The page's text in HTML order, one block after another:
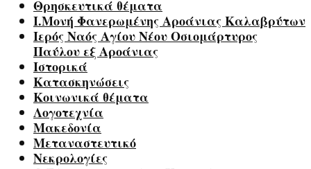
Θρησκευτικά θέματα
Ι.Μονή Φανερωμένης Αροάνιας Καλαβρύτων
Ιερός Ναός Αγίου Νέου Οσιομάρτυρος
Παύλου εξ Αροάνιας
Ιστορικά
Κατασκηνώσεις
Κοινωνικά θέματα
Λογοτεχνία
Μακεδονία
Μεταναστευτικό
Νεκρολογίες